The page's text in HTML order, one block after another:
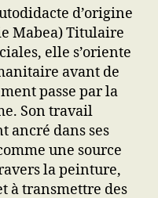
des
cultures
et
des
luttes
d’origine
Mabea) Titulaire
elle s’oriente
avant de
passe par la
Son travail
ancré dans ses
une source
la peinture,
à transmettre des